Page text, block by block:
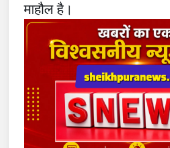
माहौल है।